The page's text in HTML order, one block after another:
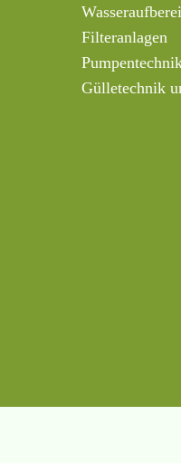
Filteranlagen
Gülletechnik